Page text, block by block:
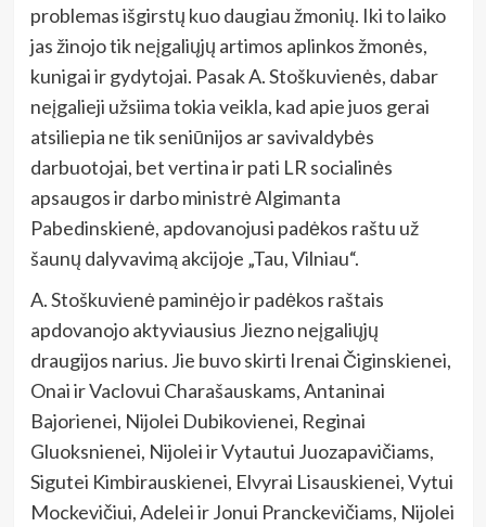
problemas išgirstų kuo daugiau žmonių. Iki to laiko
jas žinojo tik neįgaliųjų artimos aplinkos žmonės,
kunigai ir gydytojai. Pasak A. Stoškuvienės, dabar
neįgalieji užsiima tokia veikla, kad apie juos gerai
atsiliepia ne tik seniūnijos ar savivaldybės
darbuotojai, bet vertina ir pati LR socialinės
apsaugos ir darbo ministrė Algimanta
Pabedinskienė, apdovanojusi padėkos raštu už
šaunų dalyvavimą akcijoje „Tau, Vilniau“.
A. Stoškuvienė paminėjo ir padėkos raštais
apdovanojo aktyviausius Jiezno neįgaliųjų
draugijos narius. Jie buvo skirti Irenai Čiginskienei,
Onai ir Vaclovui Charašauskams, Antaninai
Bajorienei, Nijolei Dubikovienei, Reginai
Gluoksnienei, Nijolei ir Vytautui Juozapavičiams,
Sigutei Kimbirauskienei, Elvyrai Lisauskienei, Vytui
Mockevičiui, Adelei ir Jonui Pranckevičiams, Nijolei